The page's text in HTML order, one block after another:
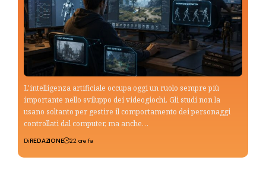
L'intelligenza artificiale occupa oggi un ruolo sempre più
importante nello sviluppo dei videogiochi. Gli studi non la
usano soltanto per gestire il comportamento dei personaggi
controllati dal computer, ma anche…
DiREDAZIONE 22 ore fa